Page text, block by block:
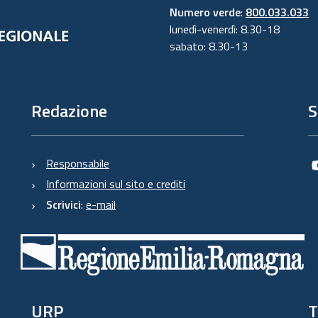
Numero verde: 800.033.033
lunedì-venerdì: 8.30-18
sabato: 8.30-13
Redazione
Responsabile
Informazioni sul sito e crediti
Scrivici: e-mail
URP